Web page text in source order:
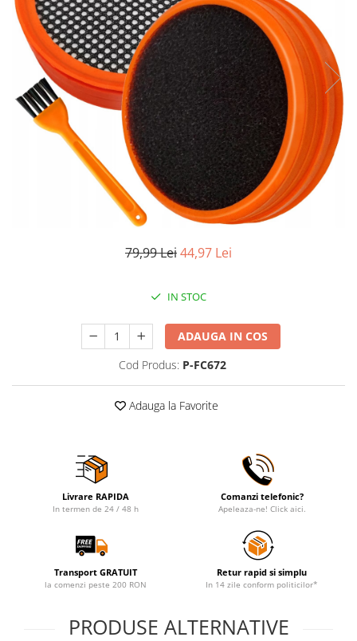
Pistoale de lipit
Termometre bucatarie
Tigai si Seturi
Unelte si aparate de masura
Uscatoare Rufe
Veioze si Lampi
Vopsele si Pigmenti
Perii de par electrice
Uscatoare de par
79,99 Lei44,97 Lei
IN STOC
ADAUGA IN COS
Cod Produs: P-FC672
Adauga la Favorite
Livrare RAPIDA
In termen de 24 / 48 h
Comanzi telefonic?
Apeleaza-ne! Click aici.
Transport GRATUIT
la comenzi peste 200 RON
Retur rapid si simplu
In 14 zile conform politicilor*
PRODUSE ALTERNATIVE